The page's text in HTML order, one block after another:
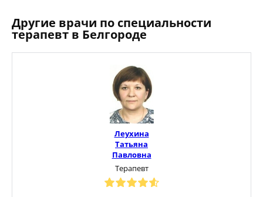
Другие врачи по специальности
терапевт в Белгороде
Леухина
Татьяна
Павловна
Терапевт